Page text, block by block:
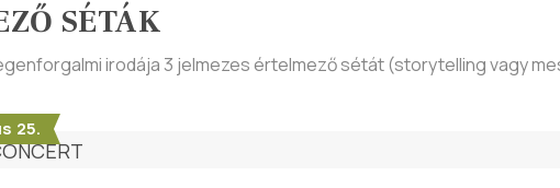
SÉTÁK
irodája 3 jelmezes értelmező sétát (storytelling vagy
25.